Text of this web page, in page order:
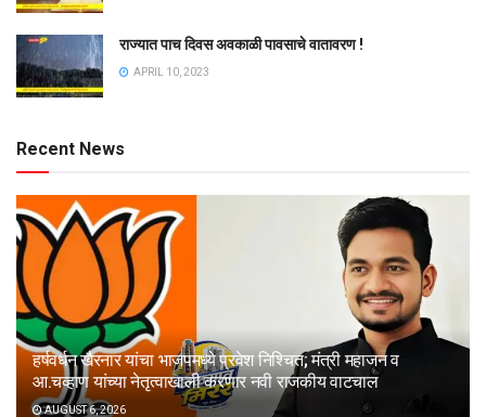
राज्यात पाच दिवस अवकाळी पावसाचे वातावरण !
APRIL 10, 2023
Recent News
हर्षवर्धन खैरनार यांचा भाजपमध्ये प्रवेश निश्चित; मंत्री महाजन व
आ.चव्हाण यांच्या नेतृत्वाखाली करणार नवी राजकीय वाटचाल
AUGUST 6, 2026